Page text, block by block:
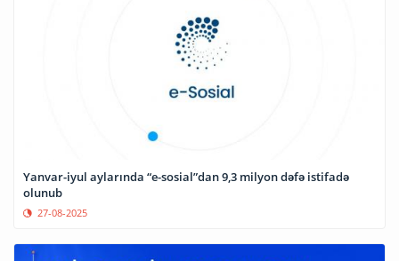
Yanvar-iyul aylarında “e-sosial”dan 9,3 milyon dəfə istifadə
olunub
27-08-2025